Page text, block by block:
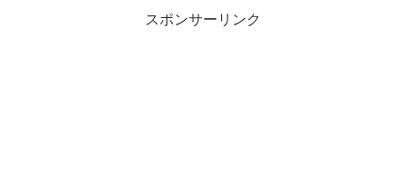
スポンサーリンク